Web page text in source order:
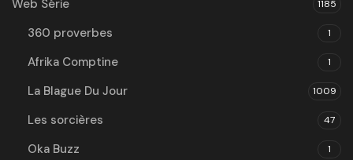
Web Série 1185
360 proverbes 1
Afrika Comptine 1
La Blague Du Jour 1009
Les sorcières 47
Oka Buzz 1